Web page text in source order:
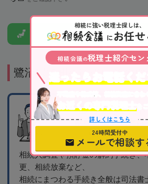
市区町村から 税理士を
鷺沼駅で相続に強いその他
相続手続きや、不
動産の名義変更は
司法書士へ
相続人調査や預貯金の解約手続き、
更、相続放棄など、
相続にまつわる手続き全般は司法書
相続に強い税理士探しは、
にお任せ
相続会議の税理士紹介セン
不動産や株式等、相続資産に合わ
お近くの専門税理士
を
詳しくはこちら
24時間受付中
メールで相談す